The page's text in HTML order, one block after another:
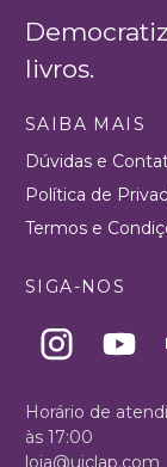
livros.
SAIBA MAIS
Dúvidas e
Política de
Termos e
SIGA-NOS
Horário de
às 17:00
loja@uiclap.com